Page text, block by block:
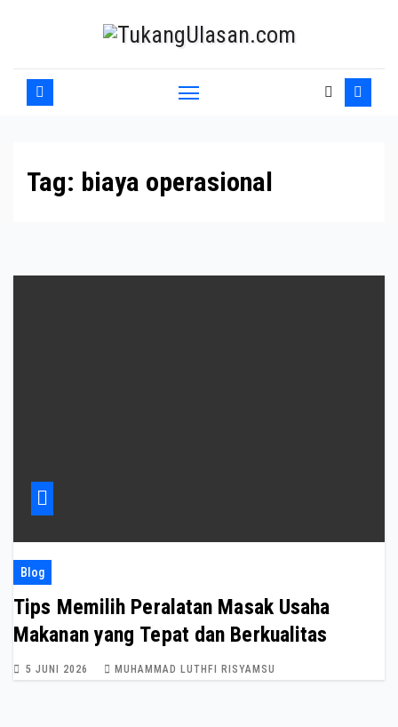
content
Tag: biaya operasional
Blog
Tips Memilih Peralatan Masak Usaha
Makanan yang Tepat dan Berkualitas
5 JUNI 2026 MUHAMMAD LUTHFI RISYAMSU